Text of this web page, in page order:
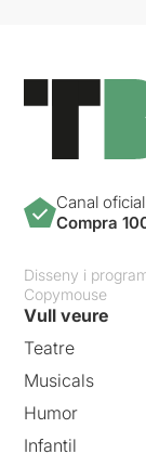
Canal
Compra
Disseny i
Copymouse
Vull veure
Teatre
Musicals
Humor
Infantil